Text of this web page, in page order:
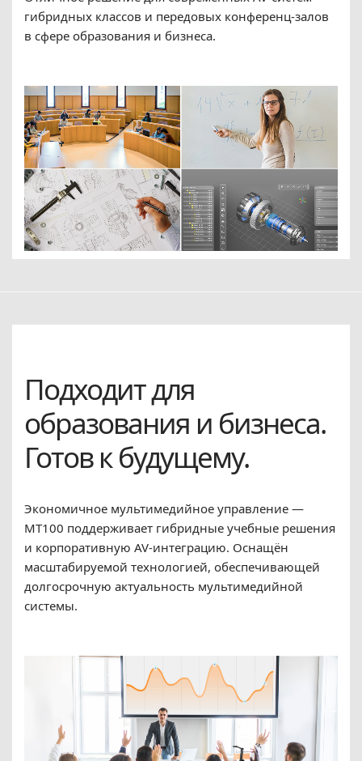
гибридных классов и передовых конференц-залов
в сфере образования и бизнеса.
Подходит для
образования и бизнеса.
Готов к будущему.
Экономичное мультимедийное управление —
MT100 поддерживает гибридные учебные решения
и корпоративную AV-интеграцию. Оснащён
масштабируемой технологией, обеспечивающей
долгосрочную актуальность мультимедийной
системы.